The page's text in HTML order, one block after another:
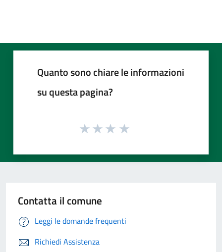
Quanto sono chiare le informazioni
su questa pagina?
Contatta il comune
Leggi le domande frequenti
Richiedi Assistenza